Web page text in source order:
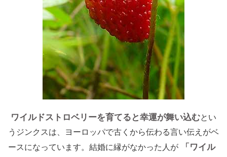
ワイルドストロベリーを育てると幸運が舞い込むとい
うジンクスは、ヨーロッパで古くから伝わる言い伝えがベ
ースになっています。結婚に縁がなかった人が
「ワイル